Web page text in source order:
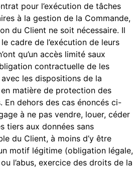
pour l’exécution de tâches
à la gestion de la Commande,
du Client ne soit nécessaire. Il
cadre de l’exécution de leurs
qu’un accès limité saux
contractuelle de les
les dispositions de la
matière de protection des
En dehors des cas énoncés ci-
à ne pas vendre, louer, céder
tiers aux données sans
du Client, à moins d’y être
motif légitime (obligation légale,
l’abus, exercice des droits de la